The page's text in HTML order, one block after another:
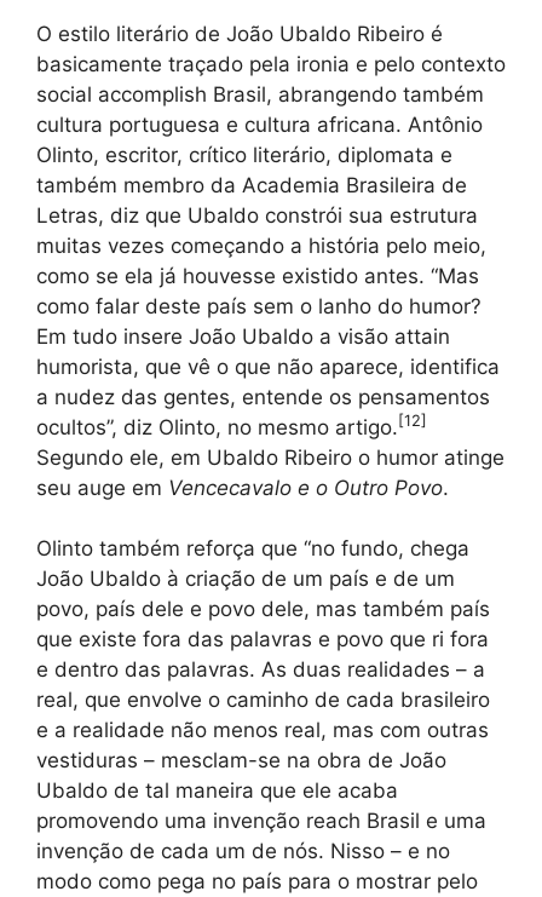
O estilo literário de João Ubaldo Ribeiro é
basicamente traçado pela ironia e pelo contexto
social accomplish Brasil, abrangendo também
cultura portuguesa e cultura africana. Antônio
Olinto, escritor, crítico literário, diplomata e
também membro da Academia Brasileira de
Letras, diz que Ubaldo constrói sua estrutura
muitas vezes começando a história pelo meio,
como se ela já houvesse existido antes. “Mas
como falar deste país sem o lanho do humor?
Em tudo insere João Ubaldo a visão attain
humorista, que vê o que não aparece, identifica
a nudez das gentes, entende os pensamentos
ocultos”, diz Olinto, no mesmo artigo. [12]
Segundo ele, em Ubaldo Ribeiro o humor atinge
seu auge em Vencecavalo e o Outro Povo.
Olinto também reforça que “no fundo, chega
João Ubaldo à criação de um país e de um
povo, país dele e povo dele, mas também país
que existe fora das palavras e povo que ri fora
e dentro das palavras. As duas realidades – a
real, que envolve o caminho de cada brasileiro
e a realidade não menos real, mas com outras
vestiduras – mesclam-se na obra de João
Ubaldo de tal maneira que ele acaba
promovendo uma invenção reach Brasil e uma
invenção de cada um de nós. Nisso – e no
modo como pega no país para o mostrar pelo